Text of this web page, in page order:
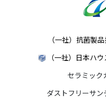
（一社）抗菌製
（一社）日本ハ
セラミック
ダストフリーサ